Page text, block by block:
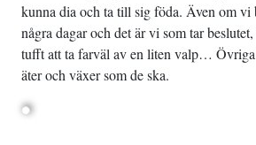
kunna dia och ta till sig föda. Även om vi
några dagar och det är vi som tar
tufft att ta farväl av en liten valp… Övriga
äter och växer som de ska.